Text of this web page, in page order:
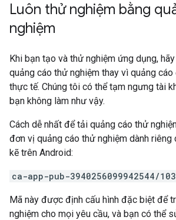
Luôn thử nghiệm bằng
nghiệm
Khi bạn tạo và thử nghiệm ứng dụng,
quảng cáo thử nghiệm thay vì quảng
thực tế. Chúng tôi có thể tạm ngưng tài
bạn không làm như vậy.
Cách dễ nhất để tải quảng cáo thử
đơn vị quảng cáo thử nghiệm dành riêng
kẽ trên Android:
ca-app-pub-3940256099942544/
Mã này được định cấu hình đặc biệt để
nghiệm cho mọi yêu cầu, và bạn có thể